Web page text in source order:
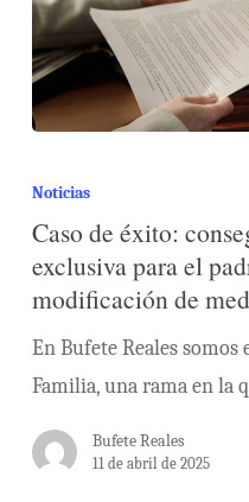
Noticias
Caso de éxito:
exclusiva para el
modificación de
En Bufete Reales somos
Familia, una rama en la
Bufete Reales
11 de abril de 2025